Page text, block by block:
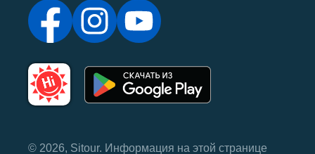
© 2026, Sitour. Информация на этой странице